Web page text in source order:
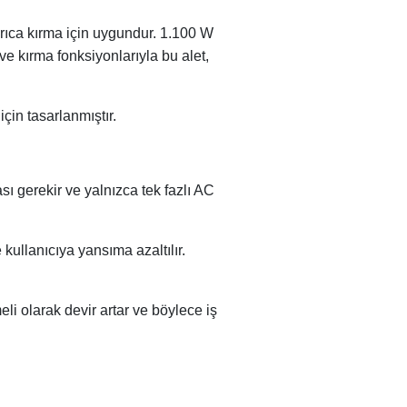
kırma için uygundur. 1.100 W
kırma fonksiyonlarıyla bu alet,
tasarlanmıştır.
gerekir ve yalnızca tek fazlı AC
yansıma azaltılır.
olarak devir artar ve böylece iş